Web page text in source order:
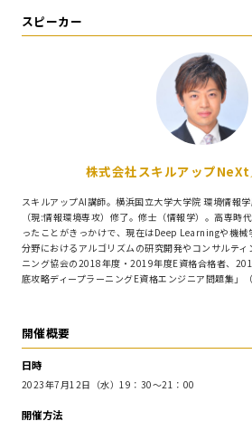
スピーカー
株式会社スキルアップNeXt
スキルアップAI講師。横浜国立大学大学院 環境情報
（現:情報環境専攻）修了。修士（情報学）。高専時
ったことがきっかけで、現在はDeep Learningや機
分野におけるアルゴリズムの研究開発やコンサルティ
ニング協会の2018年度・2019年度E資格合格者、
底攻略ディープラーニングE資格エンジニア問題集」
開催概要
日時
2023年7月12日（水）19：30～21：00
開催方法